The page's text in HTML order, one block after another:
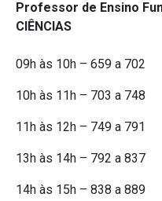
Professor de Ensino
CIÊNCIAS
09h às 10h – 659 a 702
10h às 11h – 703 a 748
11h às 12h – 749 a 791
13h às 14h – 792 a 837
14h às 15h – 838 a 889